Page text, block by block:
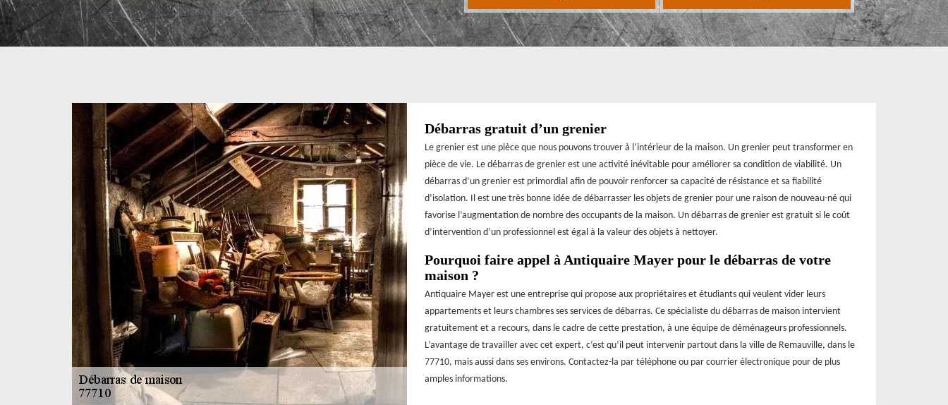
Débarras gratuit d’un grenier
Le grenier est une pièce que nous pouvons trouver à l’intérieur de la maison. Un grenier peut transformer en
pièce de vie. Le débarras de grenier est une activité inévitable pour améliorer sa condition de viabilité. Un
débarras d’un grenier est primordial afin de pouvoir renforcer sa capacité de résistance et sa fiabilité
d’isolation. Il est une très bonne idée de débarrasser les objets de grenier pour une raison de nouveau-né qui
favorise l’augmentation de nombre des occupants de la maison. Un débarras de grenier est gratuit si le coût
d’intervention d’un professionnel est égal à la valeur des objets à nettoyer.
Pourquoi faire appel à Antiquaire Mayer pour le débarras de votre
maison ?
Antiquaire Mayer est une entreprise qui propose aux propriétaires et étudiants qui veulent vider leurs
appartements et leurs chambres ses services de débarras. Ce spécialiste du débarras de maison intervient
gratuitement et a recours, dans le cadre de cette prestation, à une équipe de déménageurs professionnels.
L’avantage de travailler avec cet expert, c’est qu’il peut intervenir partout dans la ville de Remauville, dans le
77710, mais aussi dans ses environs. Contactez-la par téléphone ou par courrier électronique pour de plus
amples informations.